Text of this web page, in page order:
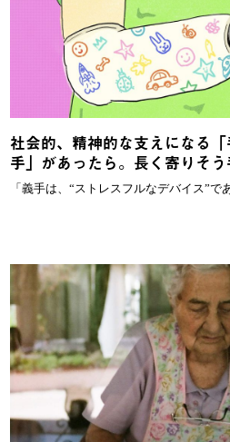
社会的、精神的な支えになる
手」があったら。長く寄りそ
「義手は、“ストレスフルなデバイス”で